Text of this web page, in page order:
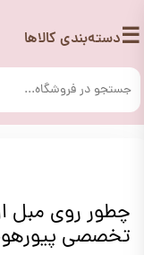
☰دسته‌بندی کالاها
چطور روی مبل
تخصصی